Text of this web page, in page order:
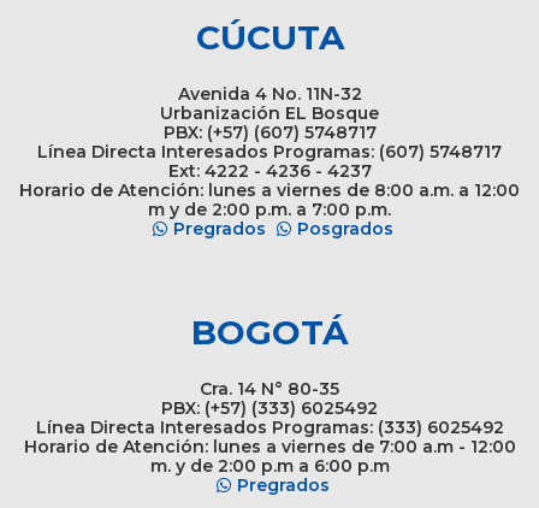
CÚCUTA
Avenida 4 No. 11N-32
Urbanización EL Bosque
PBX: (+57) (607) 5748717
Línea Directa Interesados Programas: (607) 5748717
Ext: 4222 - 4236 - 4237
Horario de Atención: lunes a viernes de 8:00 a.m. a 12:00
m y de 2:00 p.m. a 7:00 p.m.
Pregrados
Posgrados
BOGOTÁ
Cra. 14 N° 80-35
PBX: (+57) (333) 6025492
Línea Directa Interesados Programas: (333) 6025492
Horario de Atención: lunes a viernes de 7:00 a.m - 12:00
m. y de 2:00 p.m a 6:00 p.m
Pregrados